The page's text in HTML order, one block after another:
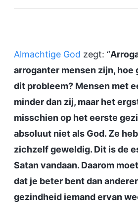
Almachtige God zegt: “
arroganter mensen zijn,
dit probleem? Mensen met
minder dan zij, maar het
misschien op het eerste
absoluut niet als God. Ze
zichzelf geweldig. Dit is de
Satan vandaan. Daarom
dat je beter bent dan
gezindheid iemand ervan